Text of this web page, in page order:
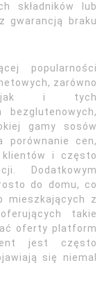
składników lub
gwarancją braku
popularności
zarówno
jak i tych
bezglutenowych,
gamy sosów
porównanie cen,
i często
Dodatkowym
do domu, co
mieszkających z
takie
oferty platform
jest często
się niemal